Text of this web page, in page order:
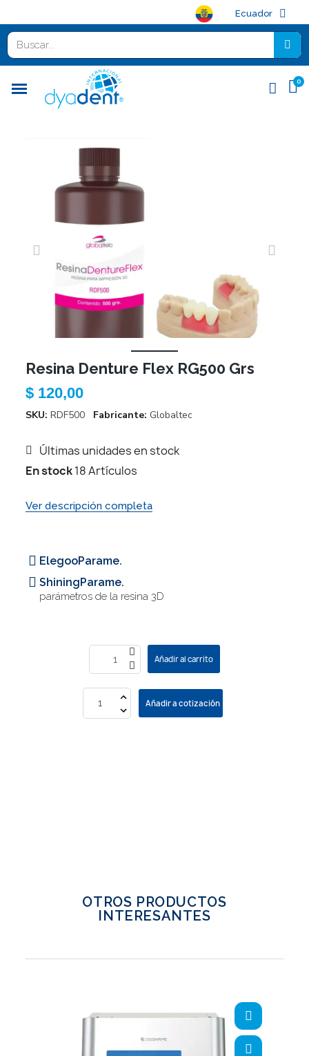
Ecuador
Resina Denture Flex RG500 Grs
SKU RDF500 Fabricante Globaltec
$ 120,00
Últimas unidades en stock
En stock18 Artículos
Ver descripción completa
ElegooParame.
ShiningParame.
parámetros de la resina 3D
Añadir al carrito
Añadir a cotización
OTROS PRODUCTOS
INTERESANTES